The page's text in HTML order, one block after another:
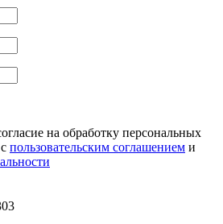
на обработку персональных
пользовательским соглашением и